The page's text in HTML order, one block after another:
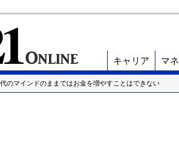
キャリア マ
のマインドのままではお金を増やすことはできない